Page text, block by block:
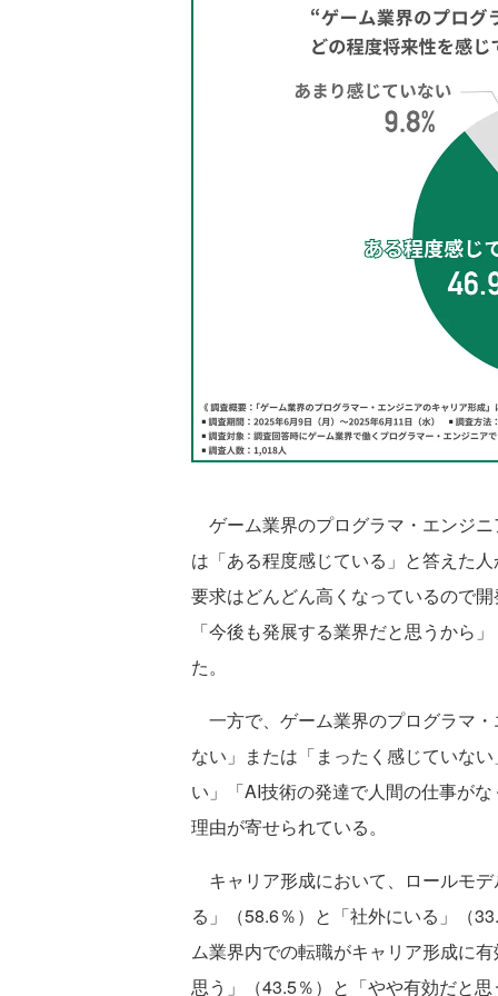
ゲーム業界のプログラマ・エンジ
は「ある程度感じている」と答えた
要求はどんどん高くなっているので
「今後も発展する業界だと思うから
た。
一方で、ゲーム業界のプログラマ
ない」または「まったく感じていな
い」「AI技術の発達で人間の仕事が
理由が寄せられている。
キャリア形成において、ロールモ
る」（58.6％）と「社外にいる」（
ム業界内での転職がキャリア形成に
思う」（43.5％）と「やや有効だと